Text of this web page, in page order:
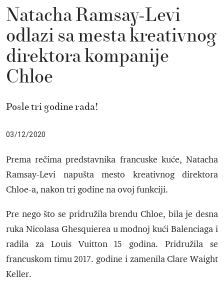
Natacha Ramsay-Levi
odlazi sa mesta kreativnog
direktora kompanije
Chloe
Posle tri godine rada!
03/12/2020
Prema rečima predstavnika francuske kuće, Natacha
Ramsay-Levi napušta mesto kreativnog direktora
Chloe-a, nakon tri godine na ovoj funkciji.
Pre nego što se pridružila brendu Chloe, bila je desna
ruka Nicolasa Ghesquierea u modnoj kući Balenciaga i
radila za Louis Vuitton 15 godina. Pridružila se
francuskom timu 2017. godine i zamenila Clare Waight
Keller.